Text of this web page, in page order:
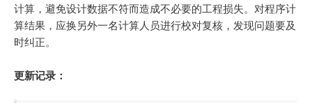
计算，避免设计数据不符而造成不必要的工程损失。对程序计
算结果，应换另外一名计算人员进行校对复核，发现问题要及
时纠正。
更新记录：